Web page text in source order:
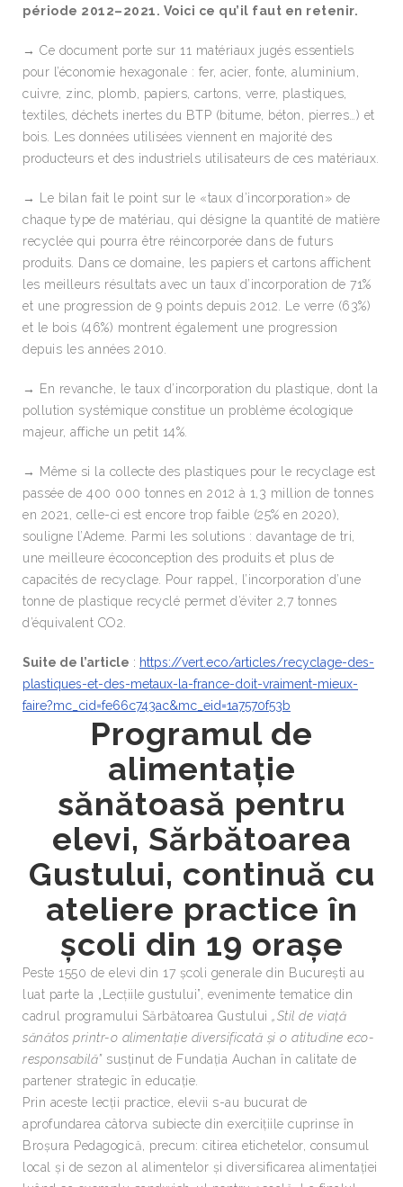
période 2012–2021. Voici ce qu’il faut en retenir.
→ Ce document porte sur 11 matériaux jugés essentiels
pour l’économie hexagonale : fer, acier, fonte, aluminium,
cuivre, zinc, plomb, papiers, cartons, verre, plastiques,
textiles, déchets inertes du BTP (bitume, béton, pierres…) et
bois. Les données utilisées viennent en majorité des
producteurs et des industriels utilisateurs de ces matériaux.
→ Le bilan fait le point sur le «taux d’incorporation» de
chaque type de matériau, qui désigne la quantité de matière
recyclée qui pourra être réincorporée dans de futurs
produits. Dans ce domaine, les papiers et cartons affichent
les meilleurs résultats avec un taux d’incorporation de 71%
et une progression de 9 points depuis 2012. Le verre (63%)
et le bois (46%) montrent également une progression
depuis les années 2010.
→ En revanche, le taux d’incorporation du plastique, dont la
pollution systémique constitue un problème écologique
majeur, affiche un petit 14%.
→ Même si la collecte des plastiques pour le recyclage est
passée de 400 000 tonnes en 2012 à 1,3 million de tonnes
en 2021, celle-ci est encore trop faible (25% en 2020),
souligne l’Ademe. Parmi les solutions : davantage de tri,
une meilleure écoconception des produits et plus de
capacités de recyclage. Pour rappel, l’incorporation d’une
tonne de plastique recyclé permet d’éviter 2,7 tonnes
d’équivalent CO2.
Suite de l’article : https://vert.eco/articles/recyclage-des-
plastiques-et-des-metaux-la-france-doit-vraiment-mieux-
faire?mc_cid=fe66c743ac&mc_eid=1a7570f53b
Programul de
alimentație
sănătoasă pentru
elevi, Sărbătoarea
Gustului, continuă cu
ateliere practice în
școli din 19 orașe
Peste 1550 de elevi din 17 școli generale din București au
luat parte la „Lecțiile gustului”, evenimente tematice din
cadrul programului Sărbătoarea Gustului „Stil de viață
sănătos printr-o alimentație diversificată și o atitudine eco-
responsabilă” susținut de Fundația Auchan în calitate de
partener strategic în educație.
Prin aceste lecții practice, elevii s-au bucurat de
aprofundarea câtorva subiecte din exercițiile cuprinse în
Broșura Pedagogică, precum: citirea etichetelor, consumul
local și de sezon al alimentelor și diversificarea alimentației